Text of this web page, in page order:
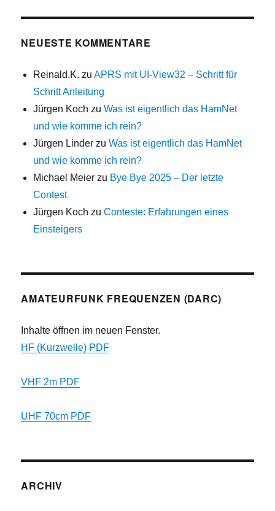
NEUESTE KOMMENTARE
Reinald.K. zuAPRS mit UI-View32 – Schritt für
Schritt Anleitung
Jürgen Koch zuWas ist eigentlich das HamNet
und wie komme ich rein?
Jürgen Linder zuWas ist eigentlich das HamNet
und wie komme ich rein?
Michael Meier zu Bye Bye 2025 – Der letzte
Contest
Jürgen Koch zuConteste: Erfahrungen eines
Einsteigers
AMATEURFUNK FREQUENZEN (DARC)
Inhalte öffnen im neuen Fenster.
HF (Kurzwelle) PDF
VHF 2m PDF
UHF 70cm PDF
ARCHIV